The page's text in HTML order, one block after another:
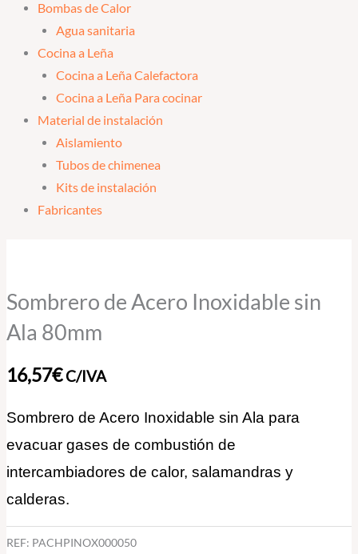
Bombas de Calor
Agua sanitaria
Cocina a Leña
Cocina a Leña Calefactora
Cocina a Leña Para cocinar
Material de instalación
Aislamiento
Tubos de chimenea
Kits de instalación
Fabricantes
Sombrero de Acero Inoxidable sin
Ala 80mm
16,57€C/IVA
Sombrero de Acero Inoxidable sin Ala para
evacuar gases de combustión de
intercambiadores de calor, salamandras y
calderas.
REF: PACHPINOX000050
Acero
sin
80mm